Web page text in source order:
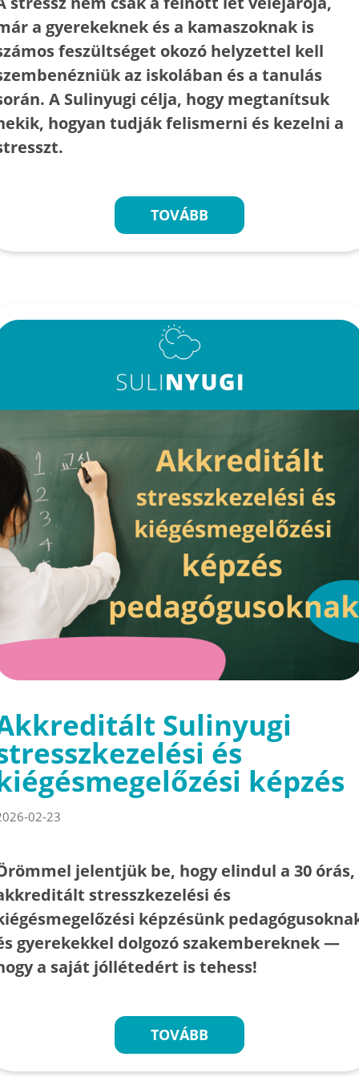
a gyerekeknek és a kamaszoknak is
feszültséget okozó helyzettel kell
az iskolában és a tanulás
A Sulinyugi célja, hogy megtanítsuk
hogyan tudják felismerni és kezelni a
TOVÁBB
Sulinyugi
és
képzés
02-23
jelentjük be, hogy elindul a 30 órás,
stresszkezelési és
képzésünk
gyerekekkel dolgozó szakembereknek —
a saját jóllétedért is tehess!
TOVÁBB